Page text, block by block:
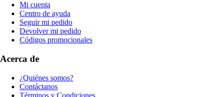
Mi cuenta
Centro de ayuda
Seguir mi pedido
Devolver mi pedido
Códigos promocionales
Acerca de
¿Quiénes somos?
Contáctanos
Términos y Condiciones